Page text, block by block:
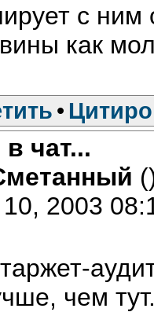
с
как
•
чат...
2003
чем